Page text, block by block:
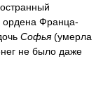
ордена Франца-
Софья(умерла
не было даже